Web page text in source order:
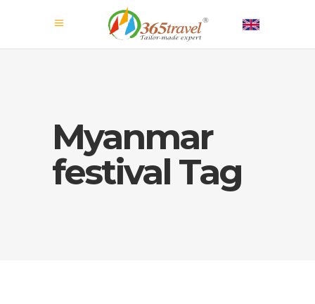
Myanmar
festival Tag